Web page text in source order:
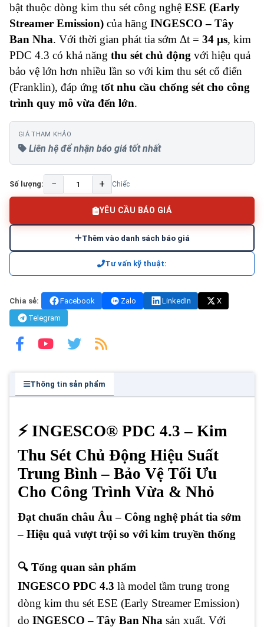
bật thuộc dòng kim thu sét công nghệ ESE (Early
Streamer Emission) của hãng INGESCO – Tây
Ban Nha. Với thời gian phát tia sớm Δt = 34 µs, kim
PDC 4.3 có khả năng thu sét chủ động với hiệu quả
bảo vệ lớn hơn nhiều lần so với kim thu sét cổ điển
(Franklin), đáp ứng tốt nhu cầu chống sét cho công
trình quy mô vừa đến lớn.
GIÁ THAM KHẢO
Liên hệ để nhận báo giá tốt nhất
Số lượng: − + Chiếc
YÊU CẦU BÁO GIÁ
Thêm vào danh sách báo giá
Tư vấn kỹ thuật:
Chia sẻ: Facebook Zalo LinkedIn
X
Telegram
Thông tin sản phẩm
⚡ INGESCO® PDC 4.3 – Kim
Thu Sét Chủ Động Hiệu Suất
Trung Bình – Bảo Vệ Tối Ưu
Cho Công Trình Vừa & Nhỏ
Đạt chuẩn châu Âu – Công nghệ phát tia sớm
– Hiệu quả vượt trội so với kim truyền thống
🔍 Tổng quan sản phẩm
INGESCO PDC 4.3 là model tầm trung trong
dòng kim thu sét ESE (Early Streamer Emission)
do INGESCO – Tây Ban Nha sản xuất. Với